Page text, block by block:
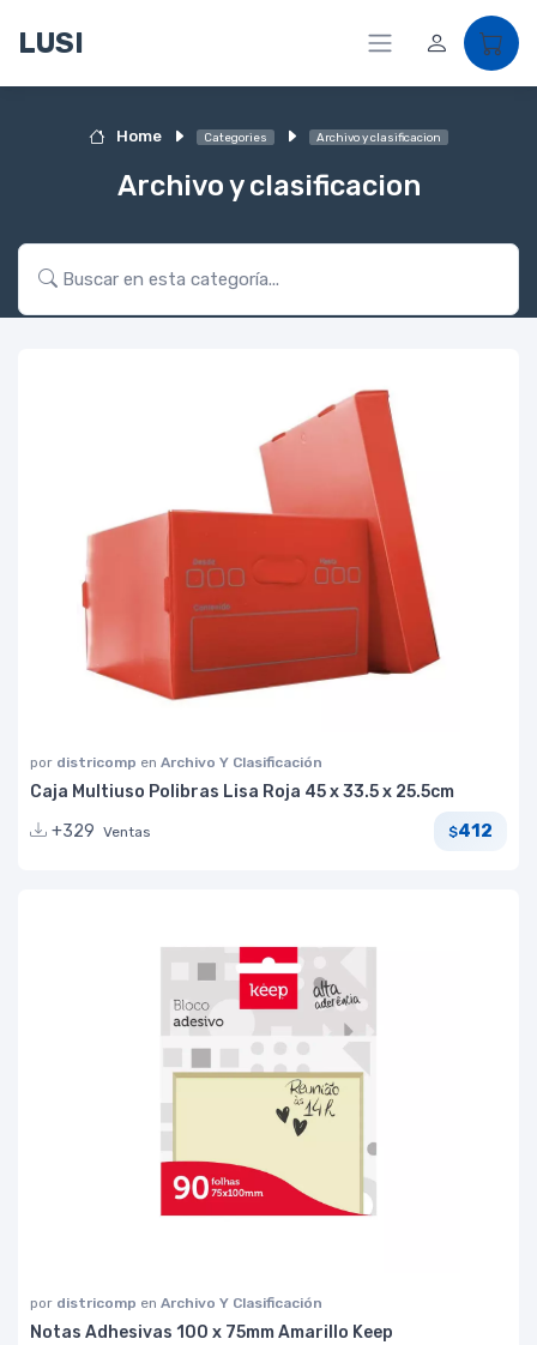
LUSI
Home Categories Archivo y clasificacion
Archivo y clasificacion
por districomp en Archivo Y Clasificación
Caja Multiuso Polibras Lisa Roja 45 x 33.5 x 25.5cm
+329 Ventas $412
por districomp en Archivo Y Clasificación
Notas Adhesivas 100 x 75mm Amarillo Keep